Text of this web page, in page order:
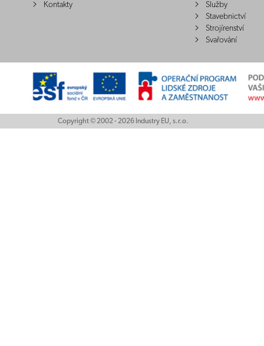
Kontakty
Služby
Stavebnictví
Strojírenství
Svařování
Copyright © 2002 - 2026 Industry EU, s.r.o.